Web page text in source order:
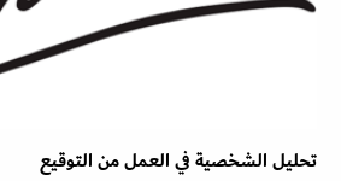
تحليل الشخصية في العمل من التوقيع